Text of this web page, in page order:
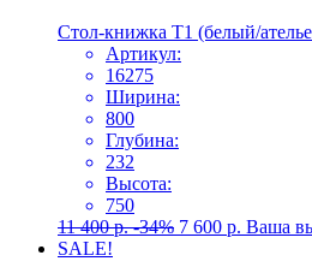
Стол-книжка Т1 (белый/
Артикул:
16275
Ширина:
800
Глубина:
232
Высота:
750
11 400р. -34% 7 600 р. Ваша
SALE!